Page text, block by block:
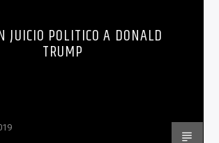
JUICIO POLITICO A DONALD
TRUMP